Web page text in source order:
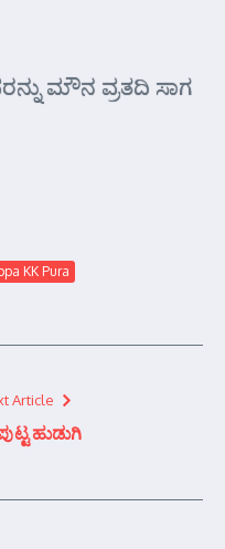
ಮೌನ ವ್ರತದಿ ಸಾಗ
KK Pura
Article
ಹುಡುಗಿ